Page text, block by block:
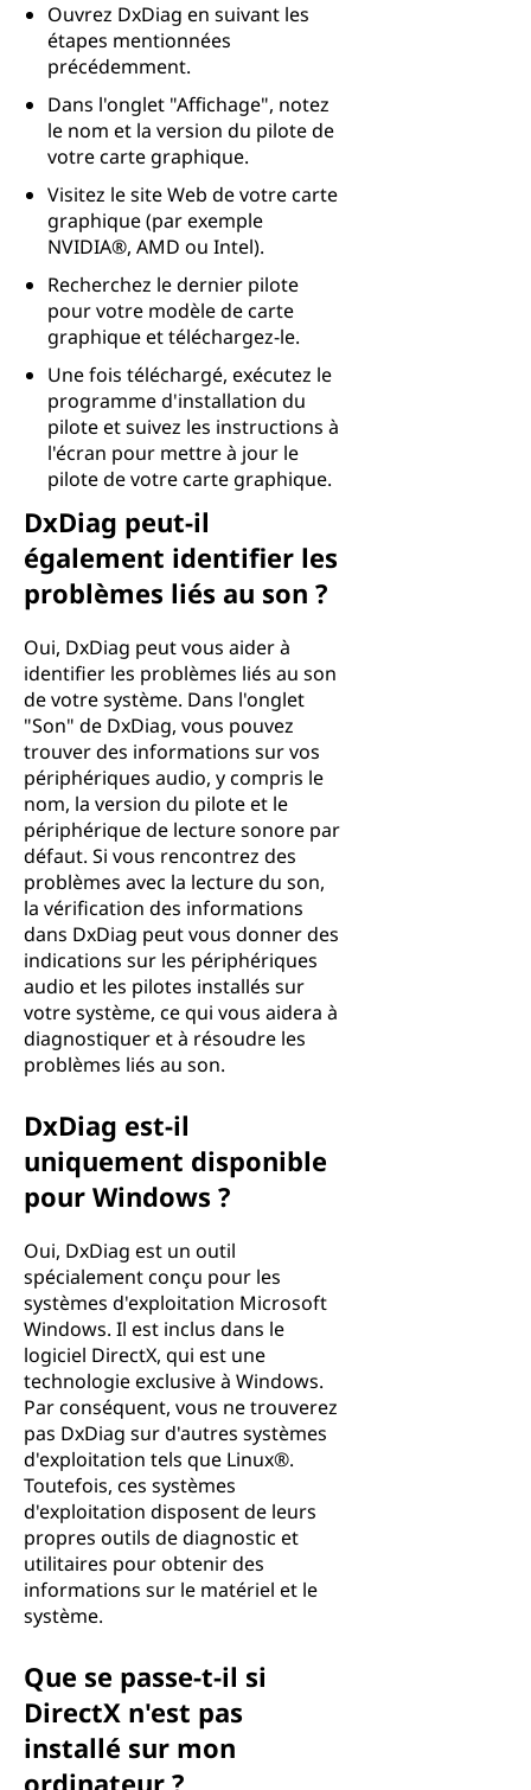
Ouvrez DxDiag en suivant les
étapes mentionnées
précédemment.
Dans l'onglet "Affichage", notez
le nom et la version du pilote de
votre carte graphique.
Visitez le site Web de votre carte
graphique (par exemple
NVIDIA®, AMD ou Intel).
Recherchez le dernier pilote
pour votre modèle de carte
graphique et téléchargez-le.
Une fois téléchargé, exécutez le
programme d'installation du
pilote et suivez les instructions à
l'écran pour mettre à jour le
pilote de votre carte graphique.
DxDiag peut-il
également identifier les
problèmes liés au son ?
Oui, DxDiag peut vous aider à
identifier les problèmes liés au son
de votre système. Dans l'onglet
"Son" de DxDiag, vous pouvez
trouver des informations sur vos
périphériques audio, y compris le
nom, la version du pilote et le
périphérique de lecture sonore par
défaut. Si vous rencontrez des
problèmes avec la lecture du son,
la vérification des informations
dans DxDiag peut vous donner des
indications sur les périphériques
audio et les pilotes installés sur
votre système, ce qui vous aidera à
diagnostiquer et à résoudre les
problèmes liés au son.
DxDiag est-il
uniquement disponible
pour Windows ?
Oui, DxDiag est un outil
spécialement conçu pour les
systèmes d'exploitation Microsoft
Windows. Il est inclus dans le
logiciel DirectX, qui est une
technologie exclusive à Windows.
Par conséquent, vous ne trouverez
pas DxDiag sur d'autres systèmes
d'exploitation tels que Linux®.
Toutefois, ces systèmes
d'exploitation disposent de leurs
propres outils de diagnostic et
utilitaires pour obtenir des
informations sur le matériel et le
système.
Que se passe-t-il si
DirectX n'est pas
installé sur mon
ordinateur ?